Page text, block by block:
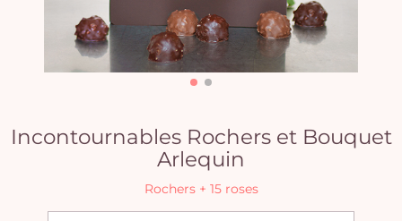
Incontournables Rochers et Bouquet
Arlequin
Rochers + 15 roses